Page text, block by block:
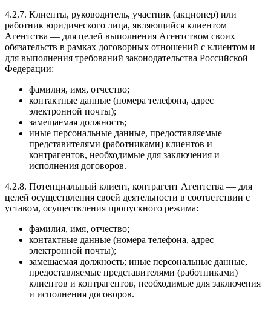
4.2.7. Клиенты, руководитель, участник (акционер) или
работник юридического лица, являющийся клиентом
Агентства — для целей выполнения Агентством своих
обязательств в рамках договорных отношений с клиентом и
для выполнения требований законодательства Российской
Федерации:
фамилия, имя, отчество;
контактные данные (номера телефона, адрес
электронной почты);
замещаемая должность;
иные персональные данные, предоставляемые
представителями (работниками) клиентов и
контрагентов, необходимые для заключения и
исполнения договоров.
4.2.8. Потенциальный клиент, контрагент Агентства — для
целей осуществления своей деятельности в соответствии с
уставом, осуществления пропускного режима:
фамилия, имя, отчество;
контактные данные (номера телефона, адрес
электронной почты);
замещаемая должность; иные персональные данные,
предоставляемые представителями (работниками)
клиентов и контрагентов, необходимые для заключения
и исполнения договоров.